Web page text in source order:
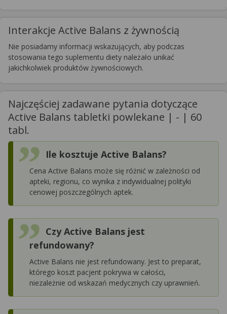
Interakcje Active Balans z żywnością
Nie posiadamy informacji wskazujących, aby podczas
stosowania tego suplementu diety należało unikać
jakichkolwiek produktów żywnościowych.
Najczęściej zadawane pytania dotyczące
Active Balans tabletki powlekane | - | 60
tabl.
Ile kosztuje Active Balans?
Cena Active Balans może się różnić w zależności od
apteki, regionu, co wynika z indywidualnej polityki
cenowej poszczególnych aptek.
Czy Active Balans jest
refundowany?
Active Balans nie jest refundowany. Jest to preparat,
którego koszt pacjent pokrywa w całości,
niezależnie od wskazań medycznych czy uprawnień.